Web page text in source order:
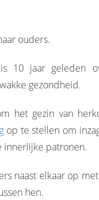
ouders.
10 jaar geleden
gezondheid.
het gezin van
op te stellen om
innerlijke patronen.
naast elkaar op
hen.